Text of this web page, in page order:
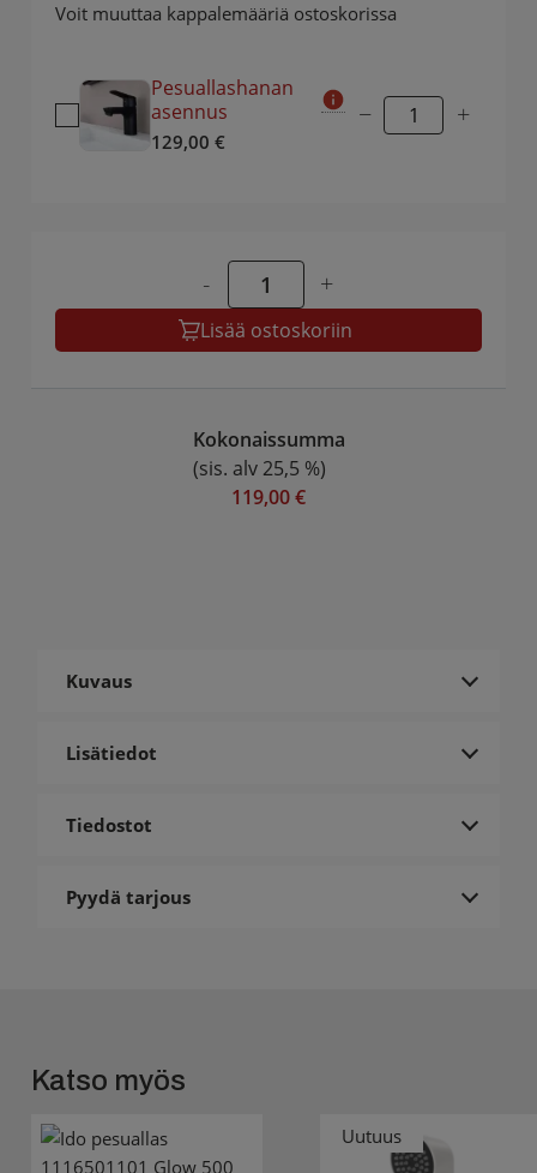
Voit muuttaa kappalemääriä ostoskorissa
Pesuallashanan
asennus
129,00 €
− +
- +
Lisää ostoskoriin
Kokonaissumma
(sis. alv 25,5 %)
119,00 €
Kuvaus
Lisätiedot
Tiedostot
Pyydä tarjous
Katso myös
Uutuus